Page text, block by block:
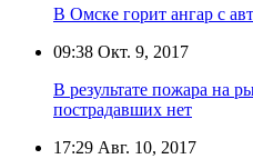
В Омске горит ангар с
09:38 Окт. 9, 2017
В результате пожара на
пострадавших нет
17:29 Авг. 10, 2017